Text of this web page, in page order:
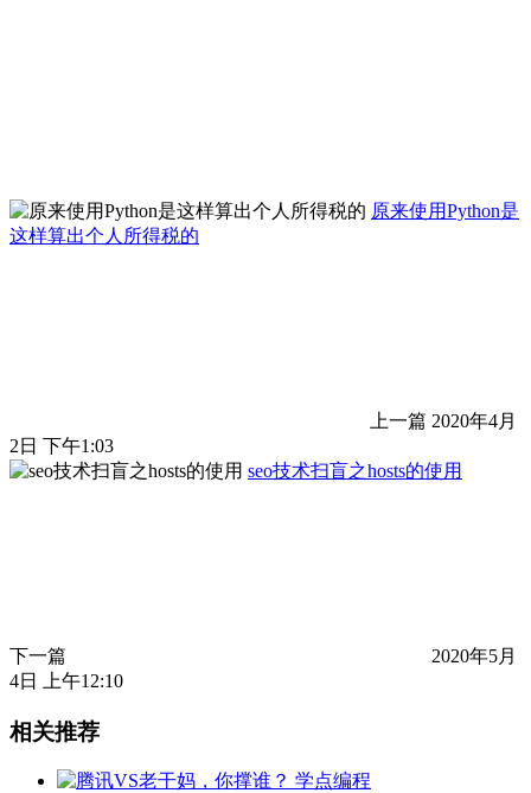
原来使用Python是
这样算出个人所得税的
上一篇 2020年4月
2日 下午1:03
seo技术扫盲之hosts的使用
下一篇
2020年5月
4日 上午12:10
相关推荐
学点编程